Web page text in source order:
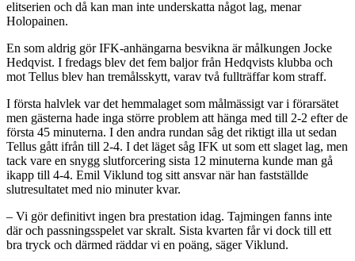
elitserien och då kan man inte underskatta något lag, menar
Holopainen.
En som aldrig gör IFK-anhängarna besvikna är målkungen Jocke
Hedqvist. I fredags blev det fem baljor från Hedqvists klubba och
mot Tellus blev han tremålsskytt, varav två fullträffar kom straff.
I första halvlek var det hemmalaget som målmässigt var i förarsätet
men gästerna hade inga större problem att hänga med till 2-2 efter de
första 45 minuterna. I den andra rundan såg det riktigt illa ut sedan
Tellus gått ifrån till 2-4. I det läget såg IFK ut som ett slaget lag, men
tack vare en snygg slutforcering sista 12 minuterna kunde man gå
ikapp till 4-4. Emil Viklund tog sitt ansvar när han fastställde
slutresultatet med nio minuter kvar.
– Vi gör definitivt ingen bra prestation idag. Tajmingen fanns inte
där och passningsspelet var skralt. Sista kvarten får vi dock till ett
bra tryck och därmed räddar vi en poäng, säger Viklund.